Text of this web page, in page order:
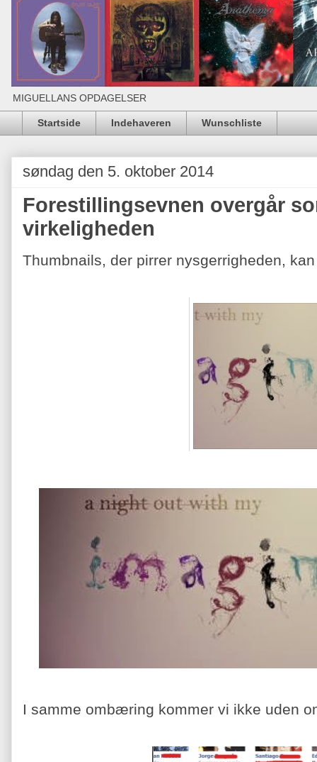
MIGUELLANS OPDAGELSER
Startside Indehaveren Wunschliste
søndag den 5. oktober 2014
Forestillingsevnen overgår
virkeligheden
Thumbnails, der pirrer nysgerrigheden,
I samme ombæring kommer vi ikke uden